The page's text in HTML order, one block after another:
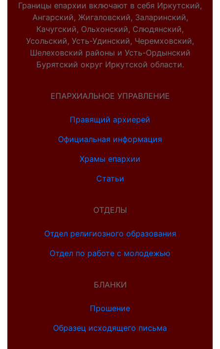
Границы епархии включают в себя Иркутский,
Ангарский, Жигаловский, Заларинский,
Качугский, Ольхонский, Слюдянский,
Усольский, Усть-Удинский, Черемховский,
Шелеховский районы и Усть-Ордынский
Бурятский округ Иркутской области.
ЕПАРХИАЛЬНОЕ УПРАВЛЕНИЕ
Правящий архиерей
Официальная информация
Храмы епархии
Статьи
ОТДЕЛЫ
Отдел религиозного образования
Отдел по работе с молодежью
БЛАНКИ
Прошение
Образец исходящего письма